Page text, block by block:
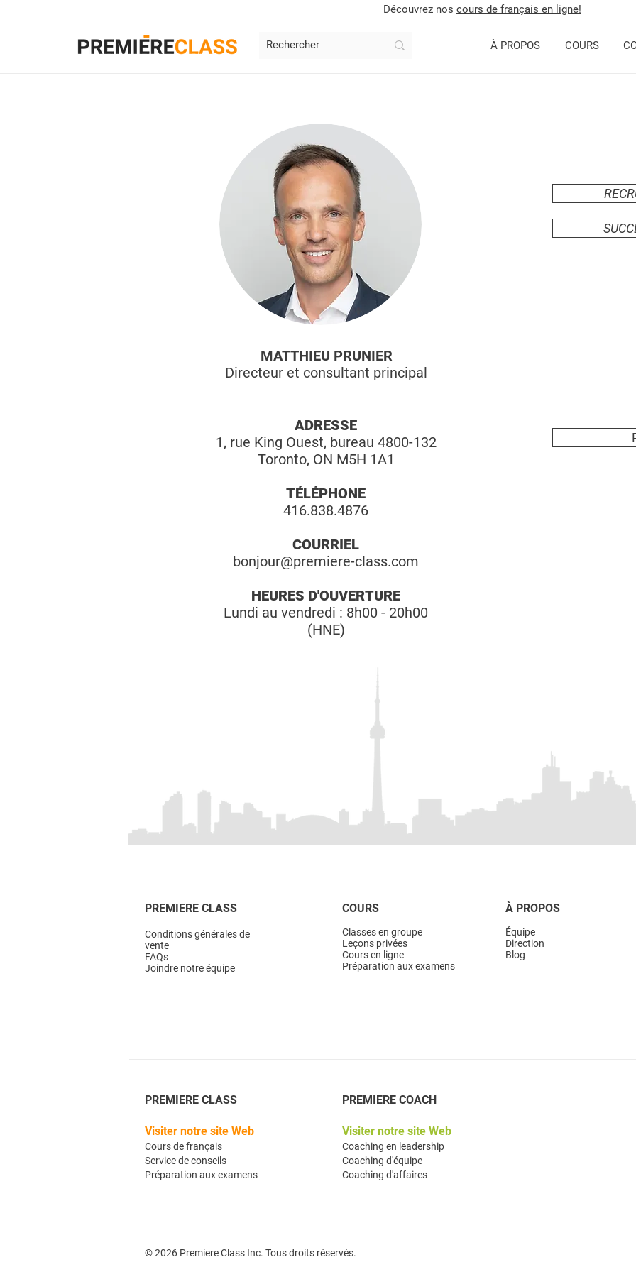
À PROPOS COURS
Découvrez nos cours de français en ligne!
MATTHIEU PRUNIER
Directeur et consultant principal
ADRESSE
1, rue King Ouest, bureau 4800-132
Toronto, ON M5H 1A1
TÉLÉPHONE
416.838.4876
COURRIEL
bonjour@premiere-class.com
HEURES D'OUVERTURE
Lundi au vendredi : 8h00 - 20h00
(HNE)
PREMIERE CLASS
Conditions générales de
vente
FAQs
Joindre notre équipe
COURS
Classes en groupe
Leçons privées
Cours en ligne
Préparation aux examens
À PROPOS
Équipe
Direction
Blog
PREMIERE CLASS
Visiter notre site Web​
Cours de français
Service de conseils
Préparation aux examens
PREMIERE COACH
Visiter notre site Web​
Coaching en leadership
Coaching d'équipe
Coaching d'affaires
© 2026 Premiere Class Inc. Tous droits réservés.